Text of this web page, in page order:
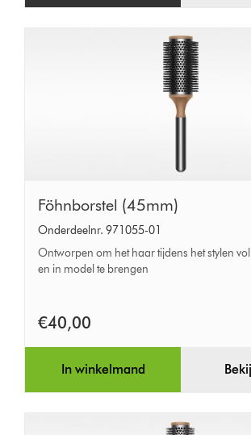
Föhnborstel
(45mm)
Föhnborstel (45mm)
Onderdeelnr. 971055-01
Ontworpen om het haar tijdens het stylen
en in model te brengen
€40,00
In winkelmand